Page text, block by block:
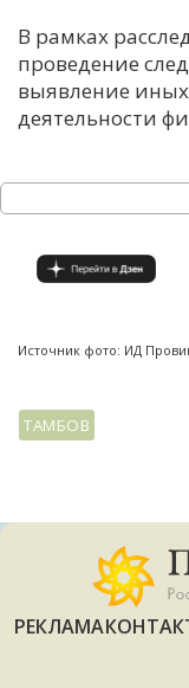
В рамках
проведение
выявление
деятельности
Источник фото: ИД
ТАМБОВ
РЕКЛАМА